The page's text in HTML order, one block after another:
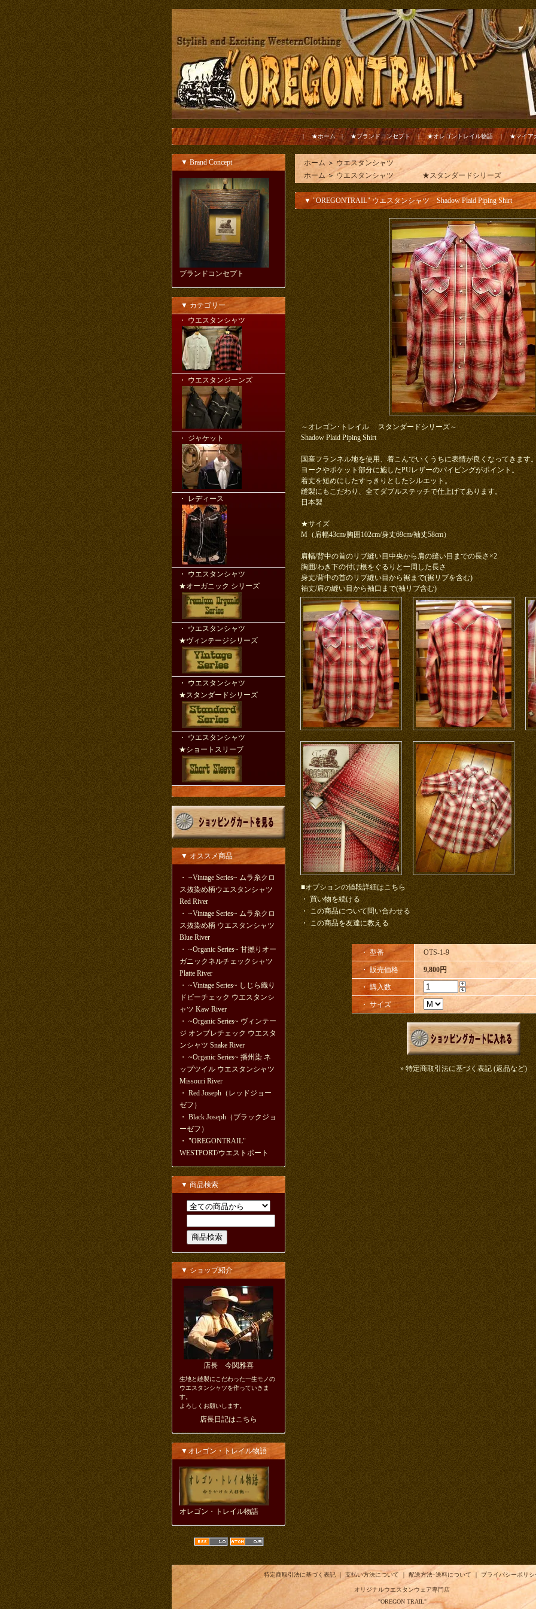
| ★ホーム|★ブランドコンセプト| ★オレゴントレイル物語 | ★マイア
▼ Brand Concept
ブランドコンセプト
▼ カテゴリー
・ ウエスタンシャツ
・ ウエスタンジーンズ
・ ジャケット
・ レディース
・ ウエスタンシャツ
★オーガニック シリーズ
・ ウエスタンシャツ
★ヴィンテージシリーズ
・ ウエスタンシャツ
★スタンダードシリーズ
・ ウエスタンシャツ
★ショートスリーブ
▼ オススメ商品
・ ~Vintage Series~ ムラ糸クロ
ス抜染め柄ウエスタンシャツ
Red River
・ ~Vintage Series~ ムラ糸クロ
ス抜染め柄 ウエスタンシャツ
Blue River
・ ~Organic Series~ 甘撚りオー
ガニックネルチェックシャツ
Platte River
・ ~Vintage Series~ しじら織り
ドビーチェック ウエスタンシ
ャツ Kaw River
・ ~Organic Series~ ヴィンテー
ジ オンブレチェック ウエスタ
ンシャツ Snake River
・ ~Organic Series~ 播州染 ネ
ップツイル ウエスタンシャツ
Missouri River
・ Red Joseph（レッドジョー
ゼフ）
・ Black Joseph（ブラックジョ
ーゼフ）
・ "OREGONTRAIL"
WESTPORT/ウエストポート
▼ 商品検索
▼ ショップ紹介
店長 今関雅喜
生地と縫製にこだわった一生モノの
ウエスタンシャツを作っていきま
す。
よろしくお願いします。
店長日記はこちら
▼オレゴン・トレイル物語
オレゴン・トレイル物語
ホーム ＞ ウエスタンシャツ
ホーム ＞ ウエスタンシャツ ★スタンダードシリーズ
▼ "OREGONTRAIL" ウエスタンシャツ Shadow Plaid Piping Shirt
～オレゴン･トレイル スタンダードシリーズ～
Shadow Plaid Piping Shirt
国産フランネル地を使用、着こんでいくうちに表情が良くなってきます
ヨークやポケット部分に施したPUレザーのパイピングがポイント。
着丈を短めにしたすっきりとしたシルエット。
縫製にもこだわり、全てダブルステッチで仕上げてあります。
日本製
★サイズ
M（肩幅43cm/胸囲102cm/身丈69cm/袖丈58cm）
肩幅/背中の首のリブ縫い目中央から肩の縫い目までの長さ×2
胸囲/わき下の付け根をぐるりと一周した長さ
身丈/背中の首のリブ縫い目から裾まで(裾リブを含む)
袖丈/肩の縫い目から袖口まで(袖リブ含む)
■オプションの値段詳細はこちら
・ 買い物を続ける
・
この商品について問い合わせる
・
この商品を友達に教える
・ 型番 OTS-1-9
・ 販売価格 9,800円
・ 購入数
・ サイズ
» 特定商取引法に基づく表記 (返品など)
特定商取引法に基づく表記｜ 支払い方法について ｜ 配送方法･送料について ｜ プライバシーポリシ
オリジナルウエスタンウェア専門店
"OREGON TRAIL"